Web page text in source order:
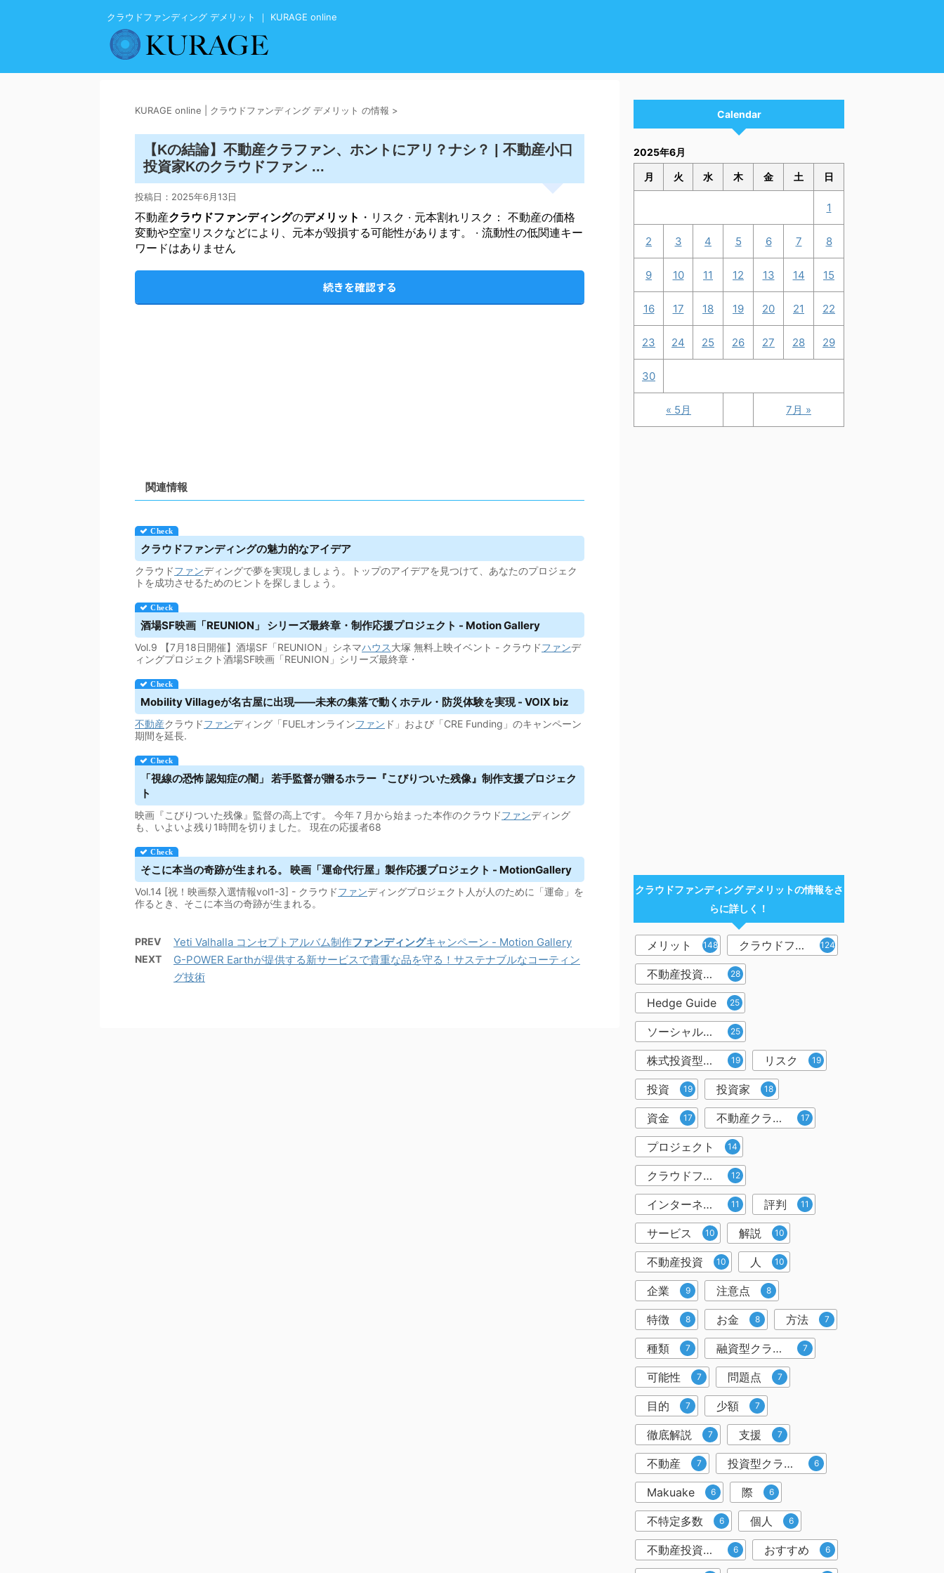
クラウドファンディング デメリット ｜ KURAGE online
KURAGE online | クラウドファンディング デメリット の情報 >
【Kの結論】不動産クラファン、ホントにアリ？ナシ？ | 不動産小口
投資家Kのクラウドファン ...
投稿日： 2025年6月13日
不動産クラウドファンディングのデメリット ・リスク · 元本割れリスク： 不動産の価格
変動や空室リスクなどにより、元本が毀損する可能性があります。 · 流動性の低関連キー
ワードはありません
続きを確認する
関連情報
クラウドファンディングの魅力的なアイデア
クラウドファンディングで夢を実現しましょう。トップのアイデアを見つけて、あなたのプロジェク
トを成功させるためのヒントを探しましょう。
酒場SF映画「REUNION」 シリーズ最終章・制作応援プロジェクト - Motion Gallery
Vol.9 【7月18日開催】酒場SF「REUNION」シネマハウス大塚 無料上映イベント - クラウドファンデ
ィングプロジェクト酒場SF映画「REUNION」シリーズ最終章・
Mobility Villageが名古屋に出現——未来の集落で動くホテル・防災体験を実現 - VOIX biz
不動産クラウドファンディング「FUELオンラインファン ド」および「CRE Funding」のキャンペーン
期間を延長.
「視線の恐怖 認知症の闇」 若手監督が贈るホラー『こびりついた残像』制作支援プロジェク
ト
映画『こびりついた残像』監督の高上です。 今年７月から始まった本作のクラウドファンディング
も、いよいよ残り1時間を切りました。 現在の応援者68
そこに本当の奇跡が生まれる。 映画「運命代行屋」製作応援プロジェクト - MotionGallery
Vol.14 [祝！映画祭入選情報vol1-3] - クラウドファンディングプロジェクト人が人のために「運命」を
作るとき、そこに本当の奇跡が生まれる。
PREV Yeti Valhalla コンセプトアルバム制作ファンディングキャンペーン - Motion Gallery
NEXT
G-POWER Earthが提供する新サービスで貴重な品を守る！サステナブルなコーティン
グ技術
Calendar
2025年6月
月 火 水 木 金 土 日
« 5月 7月 »
1
2 3 4 5 6 7 8
9 10 11 12 13 14 15
16 17 18 19 20 21 22
23 24 25 26 27 28 29
30
クラウドファンディング デメリットの情報をさ
らに詳しく！
メリット 148 クラウドファンディング 124
不動産投資型クラウドファンディング 28
Hedge Guide 25
ソーシャルレンディング 25
株式投資型クラウドファンディング 19 リスク 19
投資 19 投資家 18
資金 17 不動産クラウドファンディング 17
プロジェクト 14
クラウドファンディング投資 12
インターネット 11 評判 11
サービス 10 解説 10
不動産投資 10 人 10
企業 9 注意点 8
特徴 8 お金 8 方法 7
種類 7 融資型クラウドファンディング 7
可能性 7 問題点 7
目的 7 少額 7
徹底解説 7 支援 7
不動産 7 投資型クラウドファンディング 6
Makuake 6 際 6
不特定多数 6 個人 6
不動産投資クラウドファンディング 6 おすすめ 6